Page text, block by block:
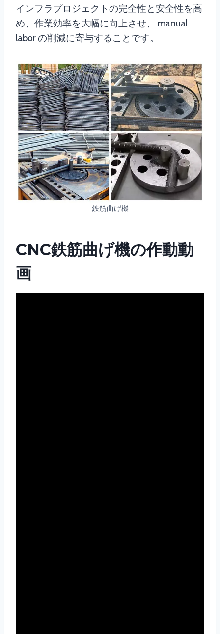
インフラプロジェクトの完全性と安全性を高
め、作業効率を大幅に向上させ、 manual
labor の削減に寄与することです。
鉄筋曲げ機
CNC鉄筋曲げ機の作動動
画